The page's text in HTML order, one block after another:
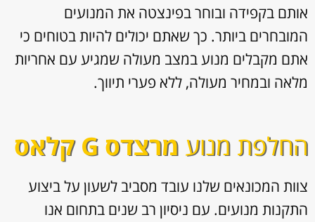
אותם בקפידה ובוחר בפינצטה את המנועים
המובחרים ביותר. כך שאתם יכולים להיות בטוחים כי
אתם מקבלים מנוע במצב מעולה שמגיע עם אחריות
מלאה ובמחיר מעולה, ללא פערי תיווך.
החלפת מנוע מרצדס G קלאס
צוות המכונאים שלנו עובד מסביב לשעון על ביצוע
התקנות מנועים. עם ניסיון רב שנים בתחום אנו